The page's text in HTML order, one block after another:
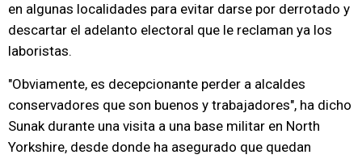
en algunas localidades para evitar darse por derrotado y
descartar el adelanto electoral que le reclaman ya los
laboristas.
"Obviamente, es decepcionante perder a alcaldes
conservadores que son buenos y trabajadores", ha dicho
Sunak durante una visita a una base militar en North
Yorkshire, desde donde ha asegurado que quedan